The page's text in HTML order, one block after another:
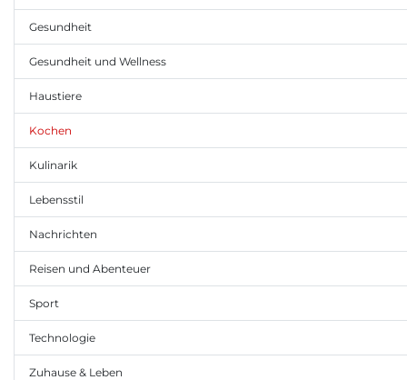
Gesundheit
Gesundheit und Wellness
Haustiere
Kochen
Kulinarik
Lebensstil
Nachrichten
Reisen und Abenteuer
Sport
Technologie
Zuhause & Leben